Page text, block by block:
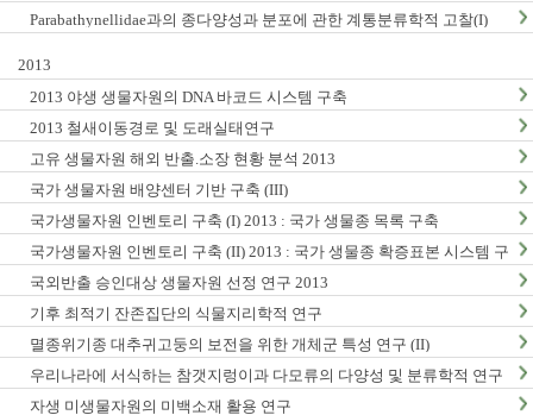
협력
Parabathynellidae과의 종다양성과 분포에 관한 계통분류학적 고찰(I)
2013
2013 야생 생물자원의 DNA 바코드 시스템 구축
2013 철새이동경로 및 도래실태연구
고유 생물자원 해외 반출.소장 현황 분석 2013
국가 생물자원 배양센터 기반 구축 (III)
국가생물자원 인벤토리 구축 (I) 2013 : 국가 생물종 목록 구축
국가생물자원 인벤토리 구축 (II) 2013 : 국가 생물종 확증표본 시스템 구
축
국외반출 승인대상 생물자원 선정 연구 2013
기후 최적기 잔존집단의 식물지리학적 연구
멸종위기종 대추귀고둥의 보전을 위한 개체군 특성 연구 (II)
우리나라에 서식하는 참갯지렁이과 다모류의 다양성 및 분류학적 연구
(I)
자생 미생물자원의 미백소재 활용 연구